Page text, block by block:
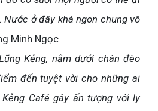
Nước ở đây khá ngon chung vô
Minh Ngọc
Kẻng, nằm dưới chân đèo
đến tuyệt vời cho những ai
Kẻng Café gây ấn tượng với ly